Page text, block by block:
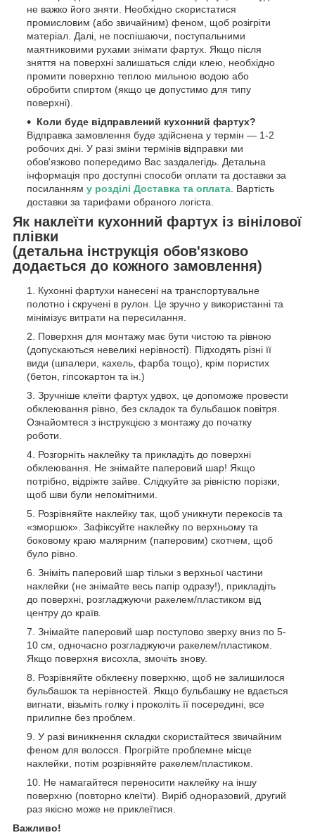
не важко його зняти. Необхідно скористатися
промисловим (або звичайним) феном, щоб розігріти
матеріал. Далі, не поспішаючи, поступальними
маятниковими рухами знімати фартух. Якщо після
зняття на поверхні залишаться сліди клею, необхідно
промити поверхню теплою мильною водою або
обробити спиртом (якщо це допустимо для типу
поверхні).
Коли буде відправлений кухонний фартух?
Відправка замовлення буде здійснена у термін — 1-2
робочих дні. У разі зміни термінів відправки ми
обов'язково попередимо Вас заздалегідь. Детальна
інформація про доступні способи оплати та доставки за
посиланням у розділі Доставка та оплата . Вартість
доставки за тарифами обраного логіста.
Як наклеїти кухонний фартух із вінілової
плівки
(детальна інструкція обов'язково
додається до кожного замовлення)
Кухонні фартухи нанесені на транспортувальне
полотно і скручені в рулон. Це зручно у використанні та
мінімізує витрати на пересилання.
Поверхня для монтажу має бути чистою та рівною
(допускаються невеликі нерівності). Підходять різні її
види (шпалери, кахель, фарба тощо), крім пористих
(бетон, гіпсокартон та ін.)
Зручніше клеїти фартух удвох, це допоможе провести
обклеювання рівно, без складок та бульбашок повітря.
Ознайомтеся з інструкцією з монтажу до початку
роботи.
Розгорніть наклейку та прикладіть до поверхні
обклеювання. Не знімайте паперовий шар! Якщо
потрібно, відріжте зайве. Слідкуйте за рівністю порізки,
щоб шви були непомітними.
Розрівняйте наклейку так, щоб уникнути перекосів та
«зморшок». Зафіксуйте наклейку по верхньому та
боковому краю малярним (паперовим) скотчем, щоб
було рівно.
Зніміть паперовий шар тільки з верхньої частини
наклейки (не знімайте весь папір одразу!), прикладіть
до поверхні, розгладжуючи ракелем/пластиком від
центру до країв.
Знімайте паперовий шар поступово зверху вниз по 5-
10 см, одночасно розгладжуючи ракелем/пластиком.
Якщо поверхня висохла, змочіть знову.
Розрівняйте обклеєну поверхню, щоб не залишилося
бульбашок та нерівностей. Якщо бульбашку не вдається
вигнати, візьміть голку і проколіть її посередині, все
прилипне без проблем.
У разі виникнення складки скористайтеся звичайним
феном для волосся. Прогрійте проблемне місце
наклейки, потім розрівняйте ракелем/пластиком.
Не намагайтеся переносити наклейку на іншу
поверхню (повторно клеїти). Виріб одноразовий, другий
раз якісно може не приклеїтися.
Важливо!